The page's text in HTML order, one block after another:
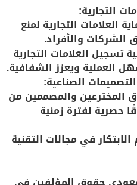
التجارية:
العلامات التجارية لمنع
والأفراد.
تسجيل العلامات التجارية
العملية ويعزز الشفافية.
الصناعية:
المخترعين والمصممين من
حصرية لفترة زمنية
في مجالات التقنية